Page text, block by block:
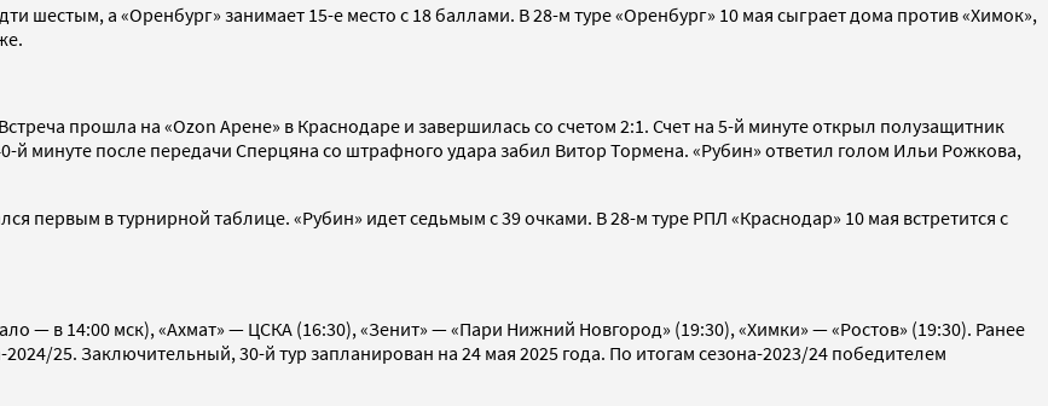
шестым, а «Оренбург» занимает 15-е место с 18 баллами. В 28-м туре «Оренбург» 10 мая сыграет дома против «Химок»,
прошла на «Ozon Арене» в Краснодаре и завершилась со счетом 2:1. Счет на 5-й минуте открыл полузащитник
минуте после передачи Сперцяна со штрафного удара забил Витор Тормена. «Рубин» ответил голом Ильи Рожкова,
первым в турнирной таблице. «Рубин» идет седьмым с 39 очками. В 28-м туре РПЛ «Краснодар» 10 мая встретится с
— в 14:00 мск), «Ахмат» — ЦСКА (16:30), «Зенит» — «Пари Нижний Новгород» (19:30), «Химки» — «Ростов» (19:30). Ранее
25. Заключительный, 30-й тур запланирован на 24 мая 2025 года. По итогам сезона-2023/24 победителем